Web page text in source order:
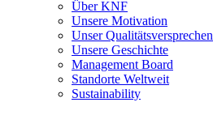
Über KNF
Unsere Motivation
Unser Qualitätsversprechen
Unsere Geschichte
Management Board
Standorte Weltweit
Sustainability